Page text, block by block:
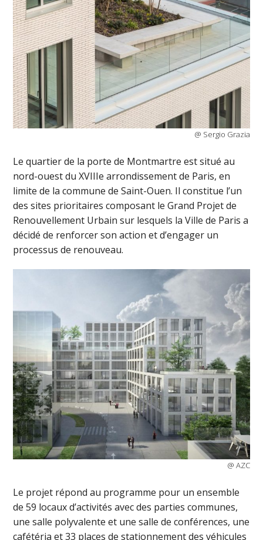
@ Sergio Grazia
Le quartier de la porte de Montmartre est situé au
nord-ouest du XVIIIe arrondissement de Paris, en
limite de la commune de Saint-Ouen. Il constitue l’un
des sites prioritaires composant le Grand Projet de
Renouvellement Urbain sur lesquels la Ville de Paris a
décidé de renforcer son action et d’engager un
processus de renouveau.
@ AZC
Le projet répond au programme pour un ensemble
de 59 locaux d’activités avec des parties communes,
une salle polyvalente et une salle de conférences, une
cafétéria et 33 places de stationnement des véhicules